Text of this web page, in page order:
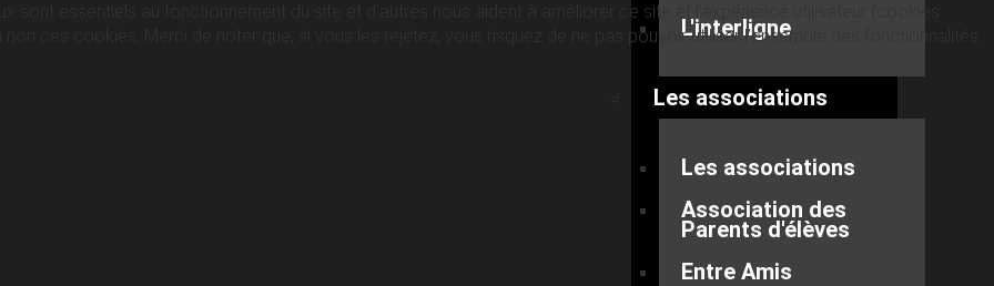
L'interligne
Les associations
Les associations
Association des
Parents d'élèves
Entre Amis
sont essentiels au fonctionnement du site et d’autres nous aident à améliorer ce site et l’expérience utilisateur (cookies
ces cookies. Merci de noter que, si vous les rejetez, vous risquez de ne pas pouvoir utiliser l’ensemble des fonctionnalités